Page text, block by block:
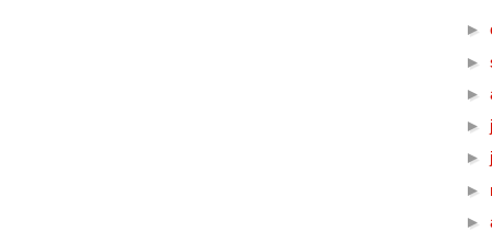
►
►
►
►
►
►
►